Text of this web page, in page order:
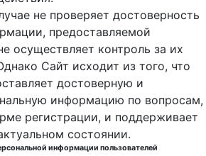
не проверяет достоверность
предоставляемой
осуществляет контроль за их
Сайт исходит из того, что
достоверную и
информацию по вопросам,
регистрации, и поддерживает
состоянии.
информации пользователей